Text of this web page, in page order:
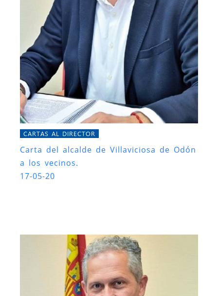
CARTAS AL DIRECTOR
Carta del alcalde de Villaviciosa de Odón
a los vecinos.
17-05-20